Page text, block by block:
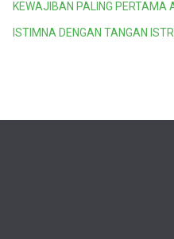
KEWAJIBAN PALING
ISTIMNA DENGAN TANGAN